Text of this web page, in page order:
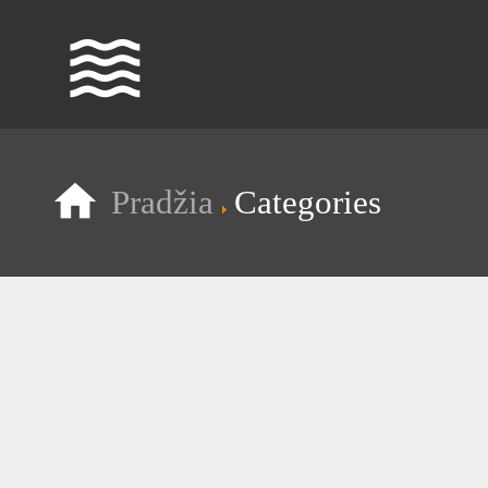
waves
Pradžia Categories